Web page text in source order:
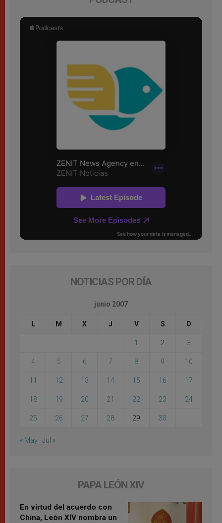
NOTICIAS POR DÍA
junio 2007
L M X J V S D
1 2 3
4 5 6 7 8 9 10
11 12 13 14 15 16 17
18 19 20 21 22 23 24
25 26 27 28 29 30
« May Jul »
PAPA LEÓN XIV
En virtud del acuerdo con
China, León XIV nombra un